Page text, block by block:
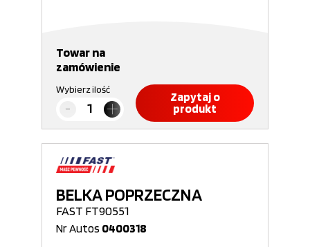
Towar na
zamówienie
Wybierz ilość
Zapytaj o
produkt
BELKA POPRZECZNA
FAST FT90551
Nr Autos 0400318